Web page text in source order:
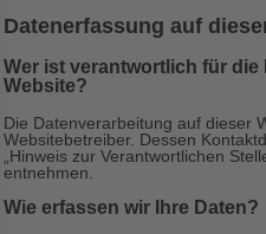
Datenerfassung auf
Wer ist verantwortlich für
Website?
Die Datenverarbeitung auf dieser
Websitebetreiber. Dessen
„Hinweis zur Verantwortlichen
entnehmen.
Wie erfassen wir Ihre Daten?